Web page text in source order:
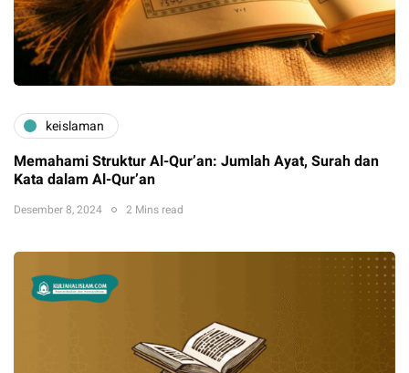
keislaman
Memahami Struktur Al-Qur’an: Jumlah Ayat, Surah dan
Kata dalam Al-Qur’an
Desember 8, 2024 2 Mins read